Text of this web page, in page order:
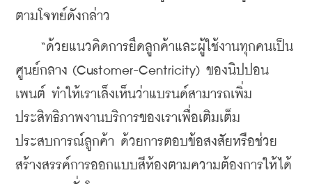
ตามโจทย์ดังกล่าว
“ด้วยแนวคิดการยึดลูกค้าและผู้ใช้งานทุกคนเป็น
ศูนย์กลาง (Customer-Centricity) ของนิปปอน
เพนต์ ทำให้เราเล็งเห็นว่าแบรนด์สามารถเพิ่ม
ประสิทธิภาพงานบริการของเราเพื่อเติมเต็ม
ประสบการณ์ลูกค้า ด้วยการตอบข้อสงสัยหรือช่วย
สร้างสรรค์การออกแบบสีห้องตามความต้องการให้ได้